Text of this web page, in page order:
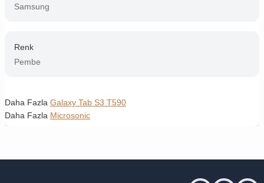
Samsung
Renk
Pembe
Daha Fazla Galaxy Tab S3 T590
Daha Fazla Microsonic